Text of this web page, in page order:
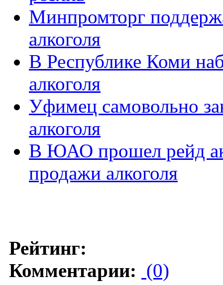
Минпромторг
алкоголя
В Республике Коми
алкоголя
Уфимец самовольно
алкоголя
В ЮАО прошел рейд
продажи алкоголя
Рейтинг:
Комментарии: (0)